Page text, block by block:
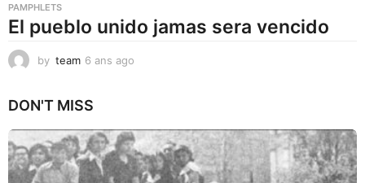
PAMPHLETS
El pueblo unido jamas sera vencido
by team 6 ans ago
g
o
DON'T MISS